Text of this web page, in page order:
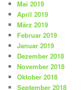
Mai 2019
April 2019
März 2019
Februar 2019
Januar 2019
Dezember 2018
November 2018
Oktober 2018
September 2018